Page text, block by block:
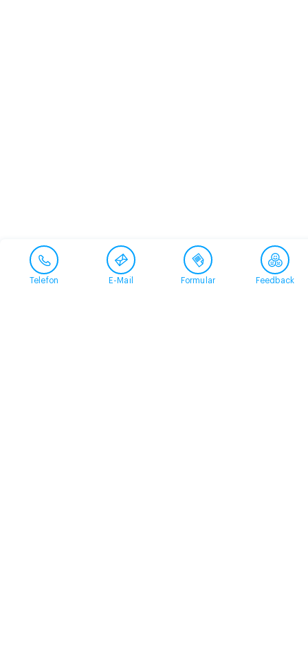
Telefon E-Mail Formular Feedback